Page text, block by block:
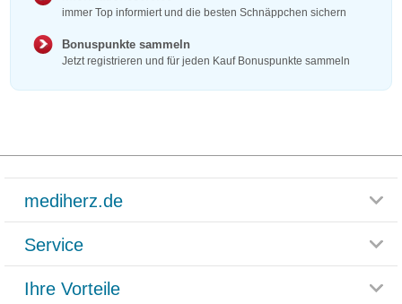
immer Top informiert und die besten Schnäppchen sichern
Bonuspunkte sammeln
Jetzt registrieren und für jeden Kauf Bonuspunkte sammeln
mediherz.de
Glossar
Häufig gestellte Fragen
Service
Rücksendemöglichkeit
Ihre Vorteile